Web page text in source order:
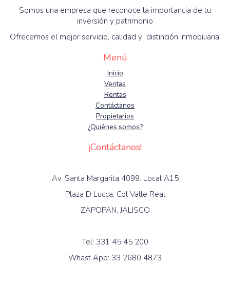
Somos una empresa que reconoce la importancia de tu
inversión y patrimonio
Ofrecemos el mejor servicio, calidad y distinción inmobiliaria.
Menú
Inicio
Ventas
Rentas
Contáctanos
Propietarios
¿Quiénes somos?
¡Contáctanos!
Av. Santa Margarita 4099. Local A15
Plaza D Lucca, Col Valle Real
ZAPOPAN, JALISCO
Tel: 331 45 45 200
Whast App: 33 2680 4873